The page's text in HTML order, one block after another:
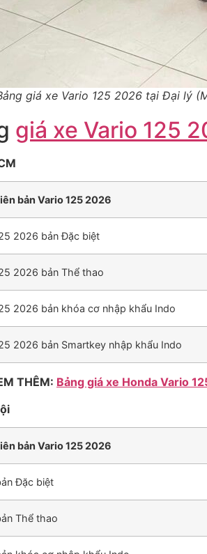
giá xe Vario 125 2026 tại Đại lý
giá xe Vario 125
bản Vario 125 2026
2026 bản Đặc biệt
2026 bản Thể thao
2026 bản khóa cơ nhập khẩu Indo
2026 bản Smartkey nhập khẩu Indo
THÊM: Bảng giá xe Honda Vario
bản Vario 125 2026
Đặc biệt
Thể thao